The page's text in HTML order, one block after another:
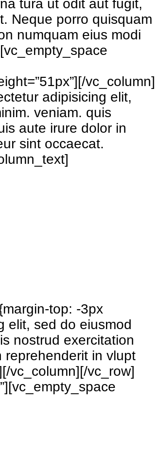
tura ut odit aut fugit,
Neque porro quisquam
numquam eius modi
vc_column]
adipisicing elit,
veniam. quis
aute irure dolor in
sint occaecat.
top: -3px
elit, sed do eiusmod
nostrud exercitation
reprehenderit in vlupt
vc_column][/vc_row]